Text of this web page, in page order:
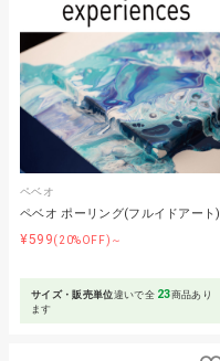
ペベオ
ペベオ ポーリング(フルイドアート)
¥599(20%OFF)～
サイズ・販売単位違いで全 23商品あり
ます